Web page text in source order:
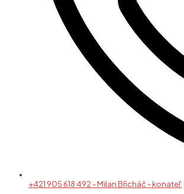
+421 905 618 492 - Milan Břicháč - konateľ